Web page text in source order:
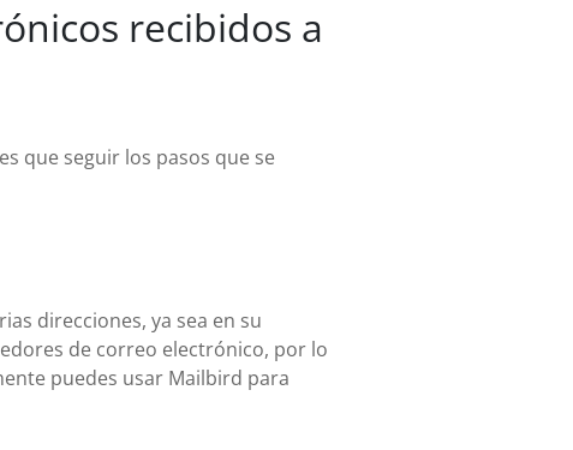
recibidos a
que seguir los pasos que se
direcciones, ya sea en su
de correo electrónico, por lo
puedes usar Mailbird para